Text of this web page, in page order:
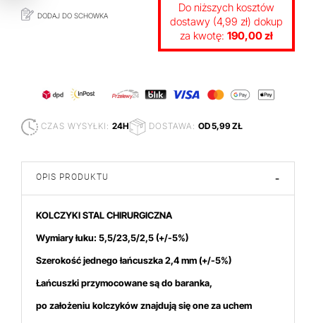
DODAJ DO SCHOWKA
Do niższych kosztów
dostawy (4,99 zł) dokup
za kwotę: 190,00 zł
CZAS WYSYŁKI: 24H DOSTAWA: OD 5,99 ZŁ
OPIS PRODUKTU -
KOLCZYKI STAL CHIRURGICZNA
Wymiary łuku: 5,5/23,5/2,5 (+/-5%)
Szerokość jednego łańcuszka 2,4 mm (+/-5%)
Łańcuszki przymocowane są do baranka,
po założeniu kolczykówznajdują się one za uchem